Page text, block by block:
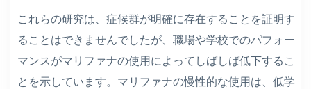
これらの研究は、症候群が明確に存在することを証明す
ることはできませんでしたが、職場や学校でのパフォー
マンスがマリファナの使用によってしばしば低下するこ
とを示しています。マリファナの慢性的な使用は、低学